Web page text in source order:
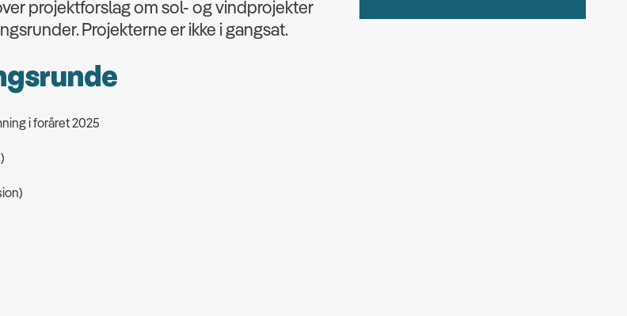
projektforslag om sol- og vindprojekter
Projekterne er ikke i gangsat.
i foråret 2025